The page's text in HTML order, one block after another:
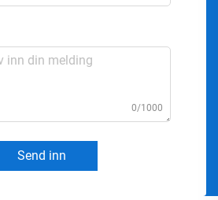
0/1000
Send inn